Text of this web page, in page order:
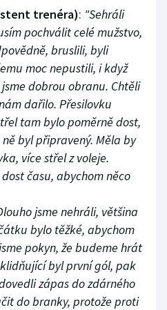
trenéra): "Sehráli
pochválit celé mužstvo,
bruslili, byli
moc nepustili, i když
dobrou obranu. Chtěli
dařilo. Přesilovku
tam bylo poměrně dost,
byl připravený. Měla by
více střel z voleje.
času, abychom něco
jsme nehráli, většina
bylo těžké, abychom
pokyn, že budeme hrát
byl první gól, pak
zápas do zdárného
do branky, protože proti